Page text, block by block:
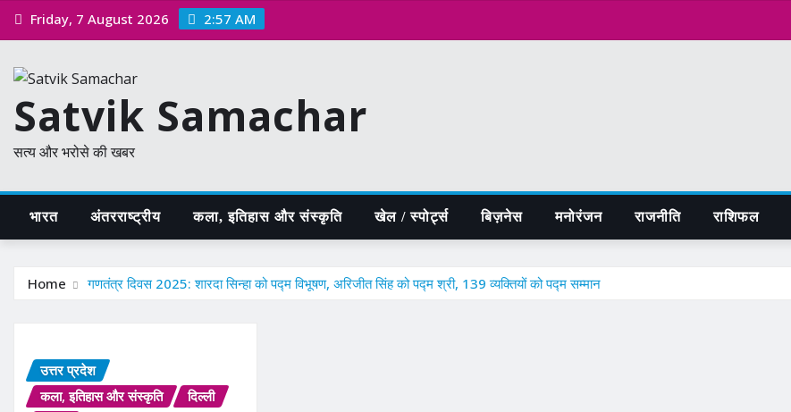
Skip Friday, 7 August 2026 2:57 AM
Satvik Samachar
सत्य और भरोसे की खबर
भारत अंतरराष्ट्रीय कला, इतिहास और संस्कृति खेल / स्पोर्ट्स बिज़नेस मनोरंजन राजनीति राशिफल
Home गणतंत्र दिवस 2025: शारदा सिन्हा को पद्म विभूषण, अरिजीत सिंह को पद्म श्री, 139 व्यक्तियों को पद्म सम्मान
उत्तर प्रदेश
कला, इतिहास और संस्कृति
दिल्ली